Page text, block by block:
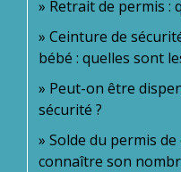
Retrait de permis :
Ceinture de
bébé : quelles sont
Peut-on être
sécurité ?
Solde du permis
connaître son